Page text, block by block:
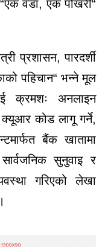
वडा, एक पोखरी“
प्रशासन, पारदर्शी
पहिचान“ भन्ने मूल
क्रमशः अनलाइन
कोड लागू गर्ने,
बैंक खातामा
सुनुवाइ र
गरिएको लेखा